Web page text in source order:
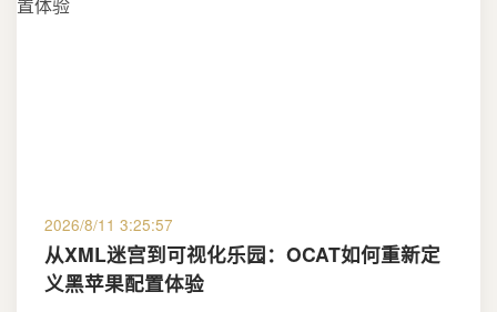
2026/8/11 3:25:57
从XML迷宫到可视化乐园：OCAT如何重新定
义黑苹果配置体验